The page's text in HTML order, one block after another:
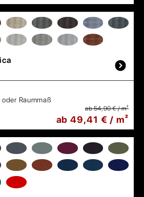
Raummaß
ab 54,90 € / m²
ab 49,41 € / m²